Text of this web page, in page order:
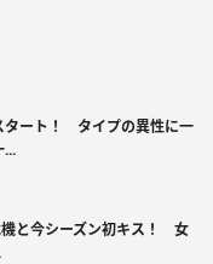
タート！ タイプの異性に一
機と今シーズン初キス！ 女